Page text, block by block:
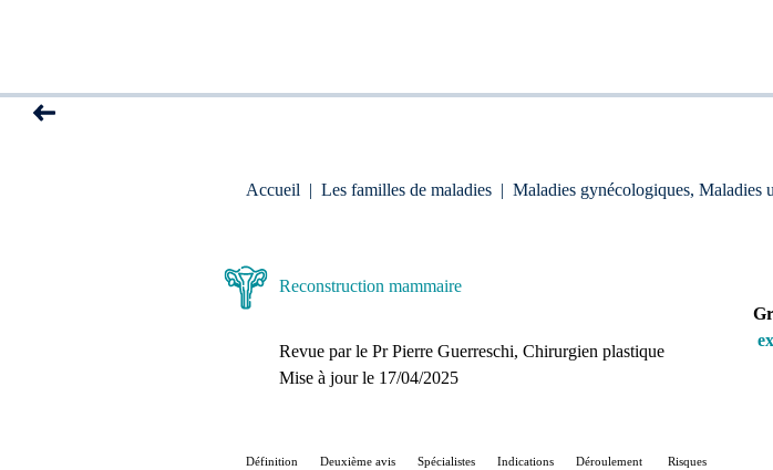
Accueil | Les familles de maladies | Maladies gynécologiques, Maladies
Reconstruction mammaire
Revue par le Pr Pierre Guerreschi, Chirurgien plastique
Mise à jour le 17/04/2025
Définition Deuxième avis Spécialistes Indications Déroulement Risques